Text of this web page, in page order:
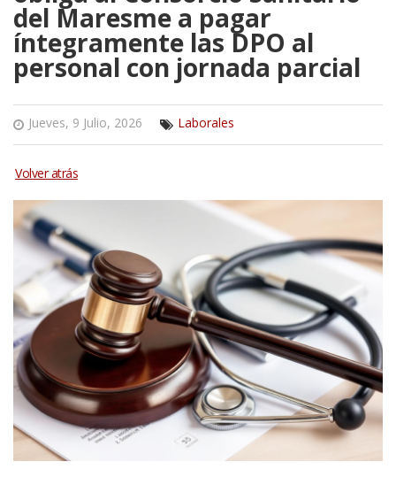
del Maresme a pagar
íntegramente las DPO al
personal con jornada parcial
Jueves, 9 Julio, 2026 Laborales